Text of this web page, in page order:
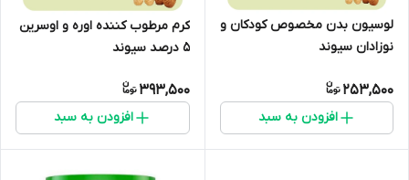
لوسیون بدن مخصوص کودکان و
نوزادان سیوند
253,500
افزودن به سبد
کرم مرطوب کننده اوره و اوسرین
5 درصد سیوند
393,500
افزودن به سبد